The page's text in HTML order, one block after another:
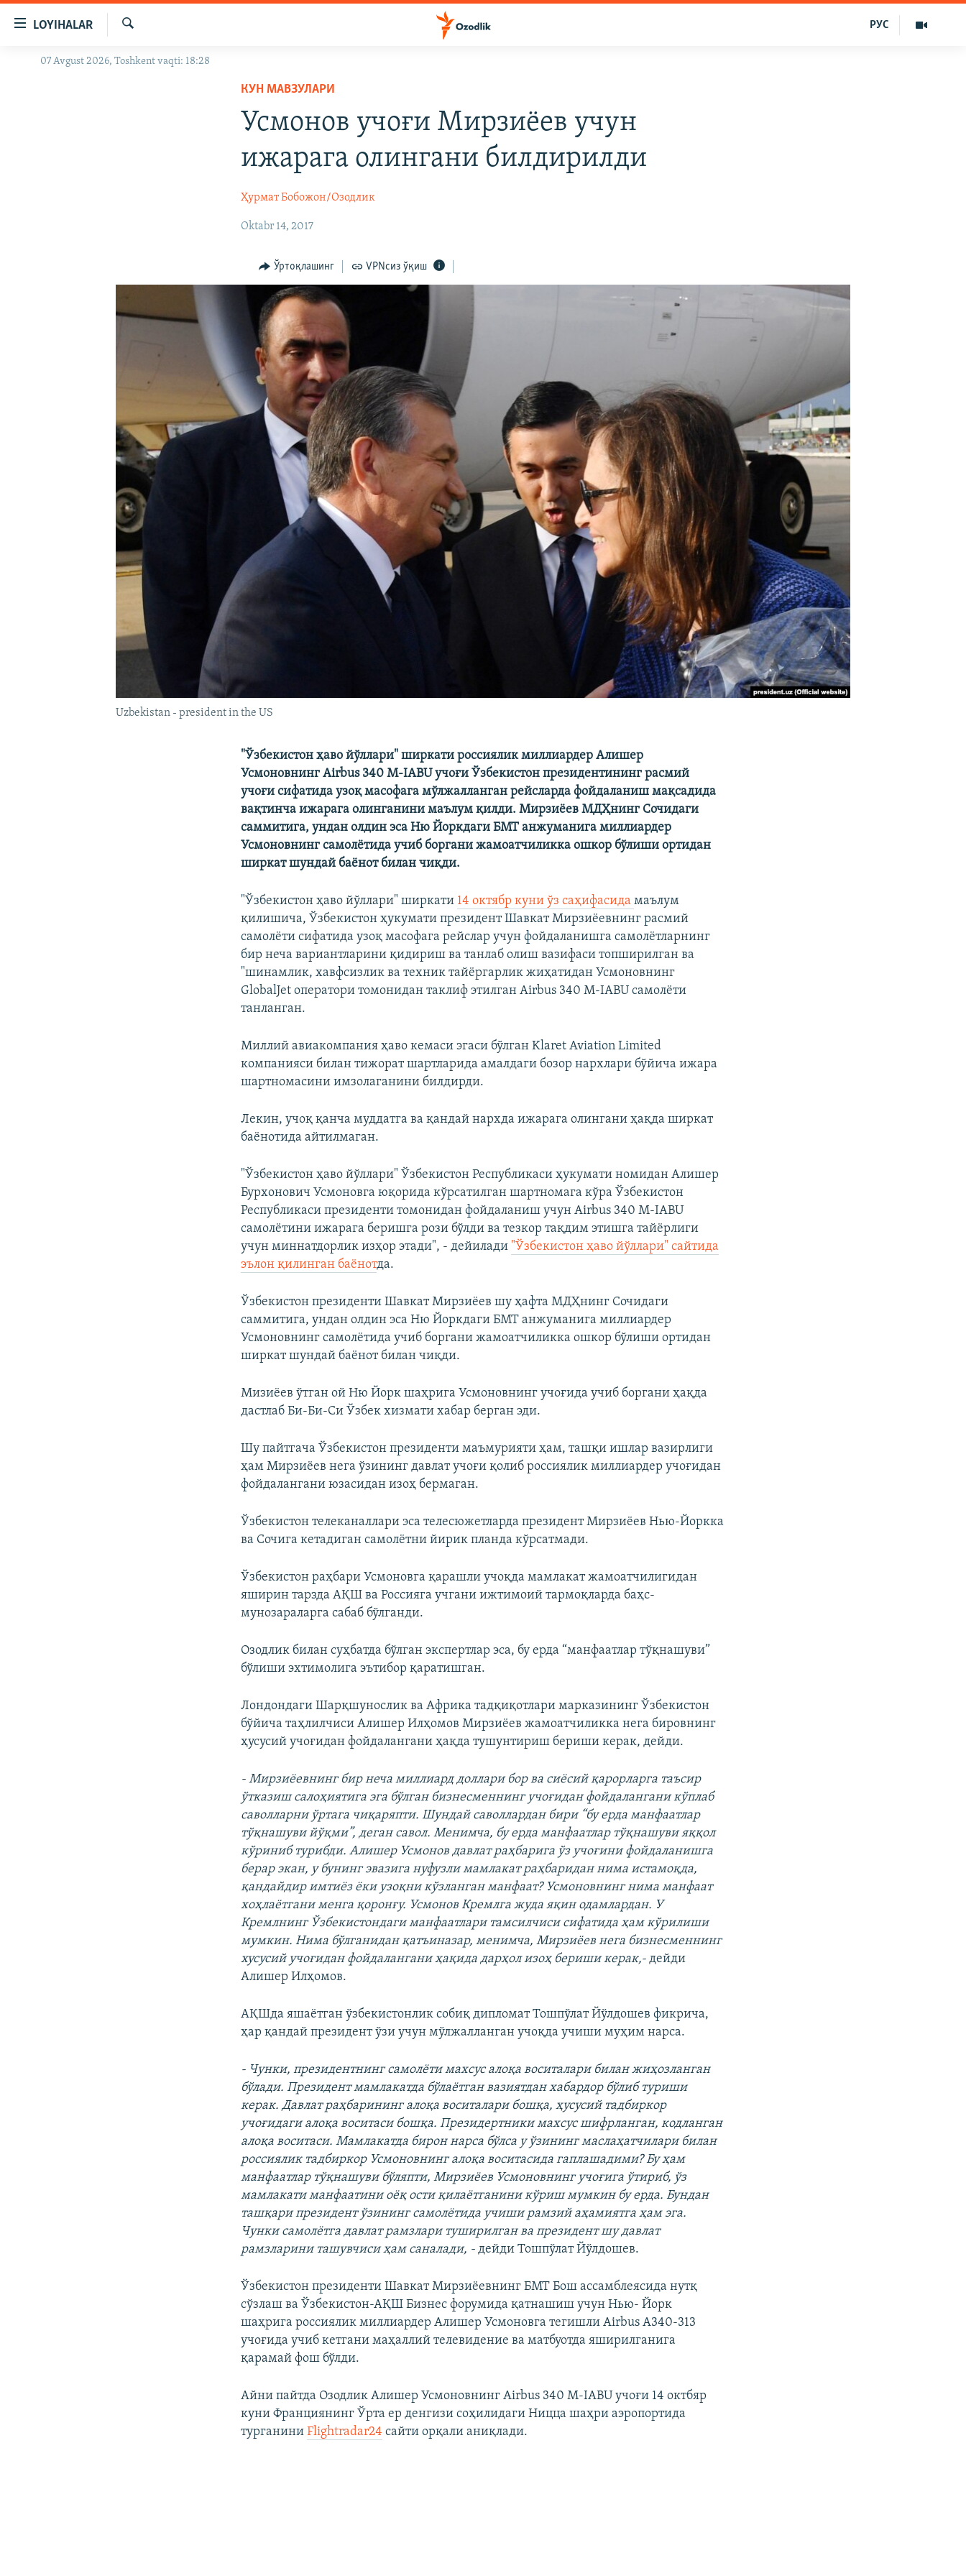
Бош
LOYIHALAR
OZODLIK SURISHTIRUVLARI
Излаш
РУС
07 Avgust 2026, Toshkent vaqti: 18:28
КУН МАВЗУЛАРИ
Усмонов учоғи Мирзиёев учун
ижарага олингани билдирилди
Ҳурмат Бобожон/Озодлик
Oktabr 14, 2017
Ўртоқлашинг VPNсиз ўқиш
Uzbekistan - president in the US
"Ўзбекистон ҳаво йўллари" ширкати россиялик миллиардер Алишер
Усмоновнинг Airbus 340 M-IABU учоғи Ўзбекистон президентининг расмий
учоғи сифатида узоқ масофага мўлжалланган рейсларда фойдаланиш мақсадида
вақтинча ижарага олинганини маълум қилди. Мирзиёев МДҲнинг Сочидаги
саммитига, ундан олдин эса Ню Йоркдаги БМТ анжуманига миллиардер
Усмоновнинг самолётида учиб боргани жамоатчиликка ошкор бўлиши ортидан
ширкат шундай баёнот билан чиқди.
"Ўзбекистон ҳаво йўллари" ширкати 14 октябр куни ўз саҳифасидамаълум
қилишича, Ўзбекистон ҳукумати президент Шавкат Мирзиёевнинг расмий
самолёти сифатида узоқ масофага рейслар учун фойдаланишга самолётларнинг
бир неча вариантларини қидириш ва танлаб олиш вазифаси топширилган ва
"шинамлик, хавфсизлик ва техник тайёргарлик жиҳатидан Усмоновнинг
GlobalJet оператори томонидан таклиф этилган Airbus 340 M-IABU самолёти
танланган.
Миллий авиакомпания ҳаво кемаси эгаси бўлган Klaret Aviation Limited
компанияси билан тижорат шартларида амалдаги бозор нархлари бўйича ижара
шартномасини имзолаганини билдирди.
Лекин, учоқ қанча муддатга ва қандай нархда ижарага олингани ҳақда ширкат
баёнотида айтилмаган.
"Ўзбекистон ҳаво йўллари" Ўзбекистон Республикаси ҳукумати номидан Алишер
Бурхонович Усмоновга юқорида кўрсатилган шартномага кўра Ўзбекистон
Республикаси президенти томонидан фойдаланиш учун Airbus 340 M-IABU
самолётини ижарага беришга рози бўлди ва тезкор тақдим этишга тайёрлиги
учун миннатдорлик изҳор этади", - дейилади "Ўзбекистон ҳаво йўллари" сайтида
эълон қилинган баёнотда.
Ўзбекистон президенти Шавкат Мирзиёев шу ҳафта МДҲнинг Сочидаги
саммитига, ундан олдин эса Ню Йоркдаги БМТ анжуманига миллиардер
Усмоновнинг самолётида учиб боргани жамоатчиликка ошкор бўлиши ортидан
ширкат шундай баёнот билан чиқди.
Мизиёев ўтган ой Ню Йорк шаҳрига Усмоновнинг учоғида учиб боргани ҳақда
дастлаб Би-Би-Си Ўзбек хизмати хабар берган эди.
Шу пайтгача Ўзбекистон президенти маъмурияти ҳам, ташқи ишлар вазирлиги
ҳам Мирзиёев нега ўзининг давлат учоғи қолиб россиялик миллиардер учоғидан
фойдалангани юзасидан изоҳ бермаган.
Ўзбекистон телеканаллари эса телесюжетларда президент Мирзиёев Нью-Йоркка
ва Сочига кетадиган самолётни йирик планда кўрсатмади.
Ўзбекистон раҳбари Усмоновга қарашли учоқда мамлакат жамоатчилигидан
яширин тарзда АҚШ ва Россияга учгани ижтимоий тармоқларда баҳс-
мунозараларга сабаб бўлганди.
Озодлик билан суҳбатда бўлган экспертлар эса, бу ерда “манфаатлар тўқнашуви”
бўлиши эхтимолига эътибор қаратишган.
Лондондаги Шарқшунослик ва Африка тадқиқотлари марказининг Ўзбекистон
бўйича таҳлилчиси Алишер Илҳомов Мирзиёев жамоатчиликка нега бировнинг
ҳусусий учоғидан фойдалангани ҳақда тушунтириш бериши керак, дейди.
- Мирзиёевнинг бир неча миллиард доллари бор ва сиёсий қарорларга таъсир
ўтказиш салоҳиятига эга бўлган бизнесменнинг учоғидан фойдалангани кўплаб
саволларни ўртага чиқаряпти. Шундай саволлардан бири “бу ерда манфаатлар
тўқнашуви йўқми”, деган савол. Менимча, бу ерда манфаатлар тўқнашуви яққол
кўриниб турибди. Алишер Усмонов давлат раҳбарига ўз учоғини фойдаланишга
берар экан, у бунинг эвазига нуфузли мамлакат раҳбаридан нима истамоқда,
қандайдир имтиёз ёки узоқни кўзланган манфаат? Усмоновнинг нима манфаат
хоҳлаётгани менга қоронғу. Усмонов Кремлга жуда яқин одамлардан. У
Кремлнинг Ўзбекистондаги манфаатлари тамсилчиси сифатида ҳам кўрилиши
мумкин. Нима бўлганидан қатъиназар, менимча, Мирзиёев нега бизнесменнинг
хусусий учоғидан фойдалангани ҳақида дарҳол изоҳ бериши керак,- дейди
Алишер Илҳомов.
АҚШда яшаётган ўзбекистонлик собиқ дипломат Тошпўлат Йўлдошев фикрича,
ҳар қандай президент ўзи учун мўлжалланган учоқда учиши муҳим нарса.
- Чунки, президентнинг самолёти махсус алоқа воcиталари билан жиҳозланган
бўлади. Президент мамлакатда бўлаётган вазиятдан хабардор бўлиб туриши
керак. Давлат раҳбарининг алоқа воситалари бошқа, ҳусусий тадбиркор
учоғидаги алоқа воситаси бошқа. Президертники махсус шифрланган, кодланган
алоқа воситаси. Мамлакатда бирон нарса бўлса у ўзининг маслаҳатчилари билан
россиялик тадбиркор Усмоновнинг алоқа воситасида гаплашадими? Бу ҳам
манфаатлар тўқнашуви бўляпти, Мирзиёев Усмоновнинг учоғига ўтириб, ўз
мамлакати манфаатини оёқ ости қилаётганини кўриш мумкин бу ерда. Бундан
ташқари президент ўзининг самолётида учиши рамзий аҳамиятга ҳам эга.
Чунки самолётга давлат рамзлари туширилган ва президент шу давлат
рамзларини ташувчиси ҳам саналади, -дейди Тошпўлат Йўлдошев.
Ўзбекистон президенти Шавкат Мирзиёевнинг БМТ Бош ассамблеясида нутқ
сўзлаш ва Ўзбекистон-АҚШ Бизнес форумида қатнашиш учун Нью- Йорк
шаҳрига россиялик миллиардер Алишер Усмоновга тегишли Airbus A340-313
учоғида учиб кетгани маҳаллий телевидение ва матбуотда яширилганига
қарамай фош бўлди.
Айни пайтда Озодлик Алишер Усмоновнинг Airbus 340 M-IABU учоғи 14 октбяр
куни Франциянинг Ўрта ер денгизи соҳилидаги Ницца шаҳри аэропортида
турганини ​Flightradar24 сайти орқали аниқлади.